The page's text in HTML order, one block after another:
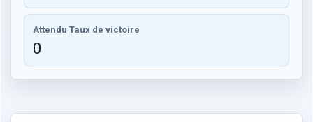
Attendu Taux de victoire
0